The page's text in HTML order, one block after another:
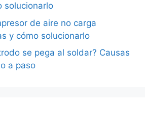
solucionarlo
de aire no carga
y cómo solucionarlo
se pega al soldar? Causas
a paso